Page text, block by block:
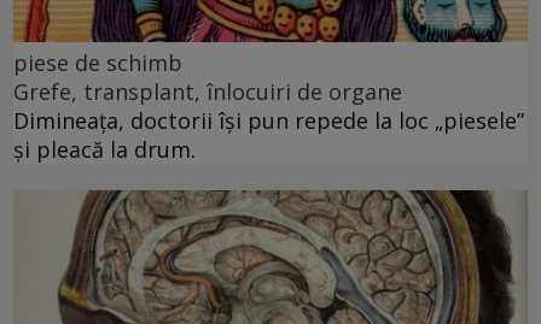
piese de schimb
Grefe, transplant, înlocuiri de organe
Dimineața, doctorii își pun repede la loc „piesele”
și pleacă la drum.